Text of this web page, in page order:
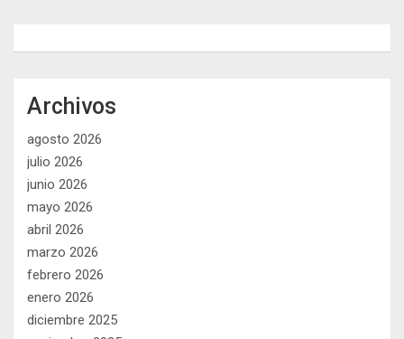
Archivos
agosto 2026
julio 2026
junio 2026
mayo 2026
abril 2026
marzo 2026
febrero 2026
enero 2026
diciembre 2025